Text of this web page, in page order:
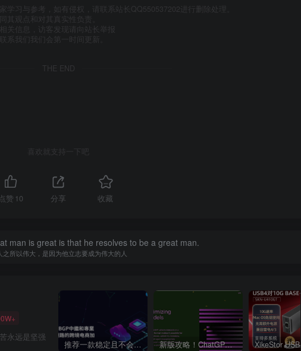
习与参考，如有侵权，请联系站长QQ550537202进行删除处理。
其观点和对其真实性负责。
关信息，访客发现请向站长举报
我们我们会第一时间更新。
THE END
喜欢就支持一下吧
点赞 10 分享 收藏
man is great is that he resolves to be a great man.
之所以伟大，是因为他立志要成为伟大的人
永远是坚强
推荐一款稳定且不会跑路的VPN支持4K【VPN】 新版攻略！ChatGPT注册流程，超详细基础教程！【ChatGPT】